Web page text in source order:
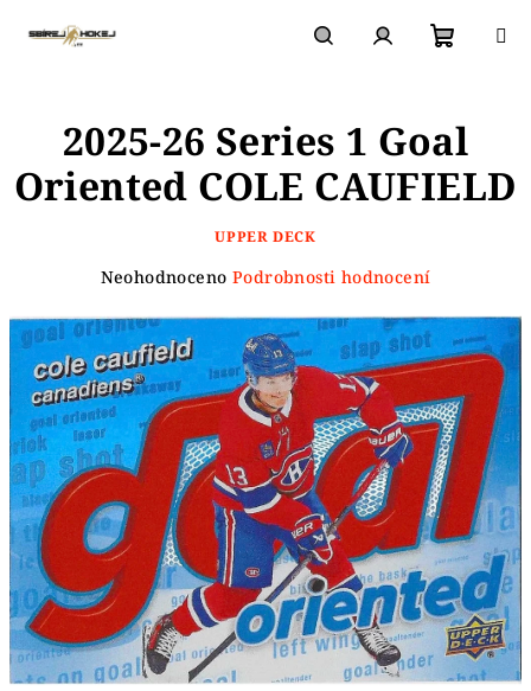
košík
2025-26 Series 1 Goal
Oriented COLE CAUFIELD
UPPER DECK
Průměrné
produktu
je
0,0
z
5
hvězdiček.
Neohodnoceno Podrobnosti hodnocení